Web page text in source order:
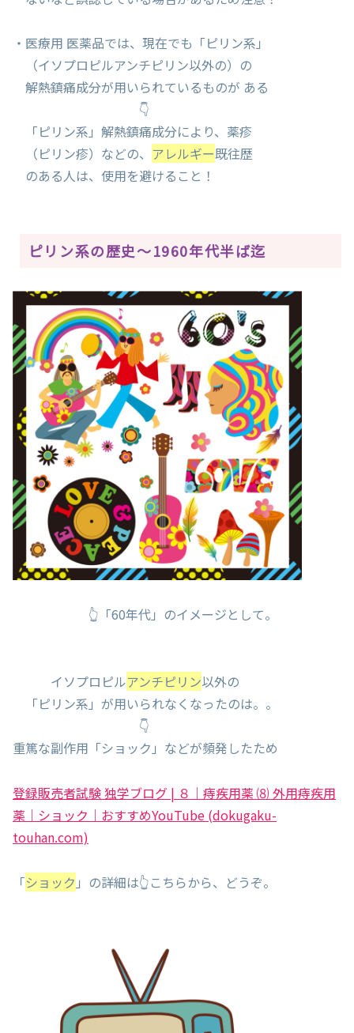
・医療用 医薬品では、現在でも「ピリン系」
（イソプロピルアンチピリン以外の）の
解熱鎮痛成分が用いられているものが ある
👇
「ピリン系」解熱鎮痛成分により、薬疹
（ピリン疹）などの、 アレルギー既往歴
のある人は、使用を避けること！
ピリン系の歴史～1960年代半ば迄
👆「60年代」のイメージとして。
イソプロピルアンチピリン以外の
「ピリン系」が用いられなくなったのは。。
👇
重篤な副作用「ショック」などが頻発したため
登録販売者試験 独学ブログ | ８｜痔疾用薬 ⑻ 外用痔疾用
薬｜ショック｜おすすめYouTube (dokugaku-
touhan.com)
「ショック 」の詳細は👆こちらから、どうぞ。